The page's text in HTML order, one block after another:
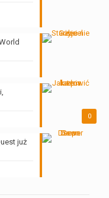
0
już